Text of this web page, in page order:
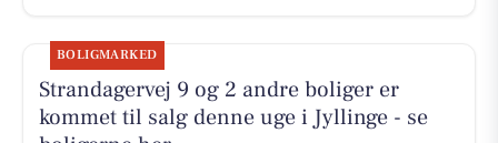
BOLIGMARKED
Strandagervej 9 og 2 andre boliger er
kommet til salg denne uge i Jyllinge - se